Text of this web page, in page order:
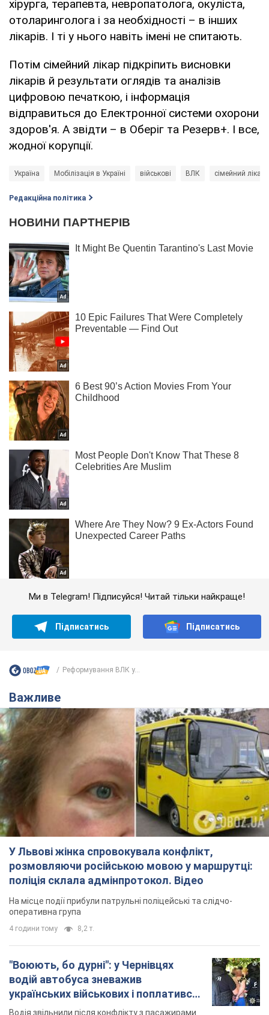
хірурга, терапевта, невропатолога, окуліста,
отоларинголога і за необхідності – в інших
лікарів. І ті у нього навіть імені не спитають.
Потім сімейний лікар підкріпить висновки
лікарів й результати оглядів та аналізів
цифровою печаткою, і інформація
відправиться до Електронної системи охорони
здоров'я. А звідти – в Оберіг та Резерв+. І все,
жодної корупції.
Україна Мобілізація в Україні військові ВЛК сімейний лікар
Редакційна політика
Ми в Telegram! Підписуйся! Читай тільки найкраще!
Підписатись Підписатись
Реформування ВЛК у...
Важливе
У Львові жінка спровокувала конфлікт,
розмовляючи російською мовою у маршрутці:
поліція склала адмінпротокол. Відео
На місце події прибули патрульні поліцейські та слідчо-
оперативна група
4 години тому 8,2 т.
"Воюють, бо дурні": у Чернівцях
водій автобуса зневажив
українських військових і поплатився.
Відео
Водія звільнили після конфлікту з пасажирами